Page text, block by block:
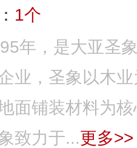
1个
年，是大亚圣
业，圣象以木
面铺装材料为
致力于...更多>>